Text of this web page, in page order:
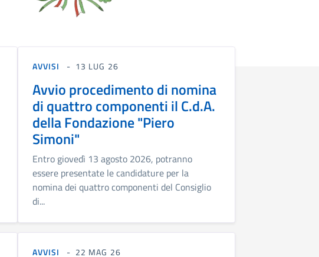
AVVISI 13 LUG 26
Avvio procedimento di nomina
di quattro componenti il C.d.A.
della Fondazione "Piero
Simoni"
Entro giovedì 13 agosto 2026, potranno
essere presentate le candidature per la
nomina dei quattro componenti del Consiglio
di...
AVVISI 22 MAG 26